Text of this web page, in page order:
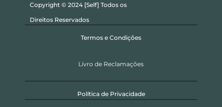
Copyright © 2024 [Self] Todos os
Direitos Reservados
Termos e Condições
Livro de Reclamações
Política de Privacidade